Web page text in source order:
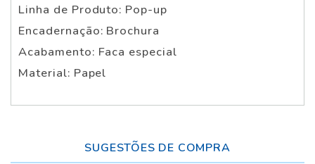
Linha de Produto: Pop-up
Encadernação: Brochura
Acabamento: Faca especial
Material: Papel
SUGESTÕES DE COMPRA